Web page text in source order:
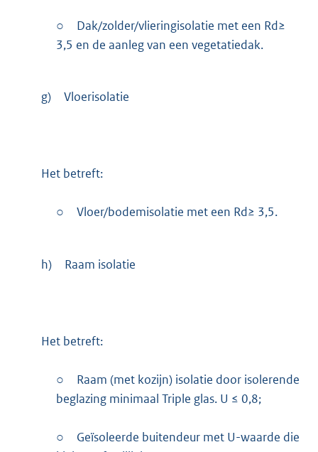
○
Dak/zolder/vlieringisolatie met een Rd≥
3,5 en de aanleg van een vegetatiedak.
g) Vloerisolatie
Het betreft:
○ Vloer/bodemisolatie met een Rd≥ 3,5.
h) Raam isolatie
Het betreft:
○
Raam (met kozijn) isolatie door isolerende
beglazing minimaal Triple glas. U ≤ 0,8;
○
Geïsoleerde buitendeur met U-waarde die